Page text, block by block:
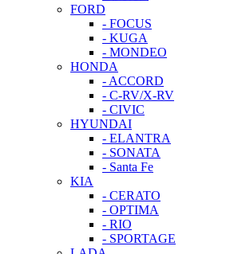
FORD
- FOCUS
- KUGA
- MONDEO
HONDA
- ACCORD
- C-RV/X-RV
- CIVIC
HYUNDAI
- ELANTRA
- SONATA
- Santa Fe
KIA
- CERATO
- OPTIMA
- RIO
- SPORTAGE